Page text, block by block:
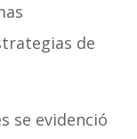
de
se evidenció